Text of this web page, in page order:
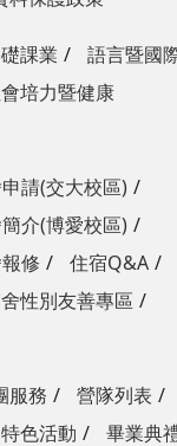
課業
語言暨國
培力暨健康
請(交大校區)
介(博愛校區)
修
住宿Q&A
性別友善專區
服務
營隊列表
特色活動
畢業典